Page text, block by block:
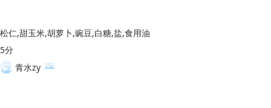
松仁,甜玉米,胡萝卜,豌豆,白糖,盐,食用油
5分
青水zy